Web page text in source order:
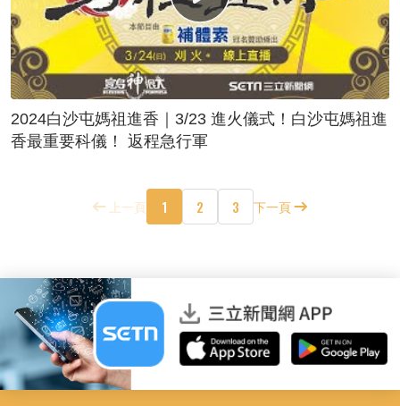
2024白沙屯媽祖進香｜3/23 進火儀式！白沙屯媽祖進
香最重要科儀！ 返程急行軍
上一頁 1 2 3 下一頁